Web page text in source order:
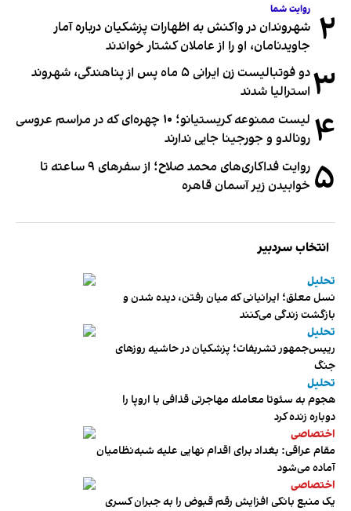
۲ روایت شما
شهروندان در واکنش به اظهارات پزشکیان درباره آمار
جاویدنامان، او را از عاملان کشتار خواندند
۳
دو فوتبالیست زن ایرانی ۵ ماه پس از پناهندگی، شهروند
استرالیا شدند
۴
لیست ممنوعه کریستیانو؛ ۱۰ چهره‌ای که در مراسم عروسی
رونالدو و جورجینا جایی ندارند
۵
روایت فداکاری‌های محمد صلاح؛ از سفرهای ۹ ساعته تا
خوابیدن زیر آسمان قاهره
انتخاب سردبیر
تحلیل
نسل معلق؛ ایرانیانی که میان رفتن، دیده شدن و
بازگشت زندگی می‌کنند
تحلیل
رییس‌جمهور تشریفات؛ پزشکیان در حاشیه روزهای
جنگ
تحلیل
هجوم به سئوتا معامله مهاجرتی قذافی با اروپا را
دوباره زنده کرد
اختصاصی
مقام عراقی: بغداد برای اقدام نهایی علیه شبه‌نظامیان
آماده می‌شود
اختصاصی
یک منبع بانکی افزایش رقم قبوض را به جبران کسری